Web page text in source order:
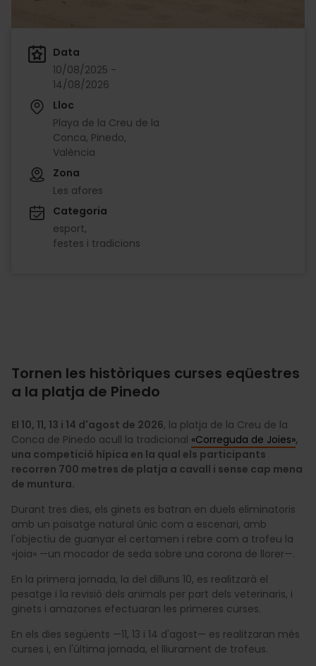
Data
10/08/2025 -
14/08/2026
Lloc
Playa de la Creu de la
Conca, Pinedo,
València
Zona
Les afores
Categoria
esport
festes i tradicions
Tornen les històriques curses eqüestres
a la platja de Pinedo
El 10, 11, 13 i 14 d'agost de 2026, la platja de la Creu de la
Conca de Pinedo acull la tradicional «Correguda de Joies»,
una competició hípica en la qual els participants
recorren 700 metres de platja a cavall i sense cap mena
de muntura.
Durant tres dies, els ginets es batran en duels eliminatoris
amb un paisatge natural únic com a escenari, amb
l'objectiu de guanyar el certamen i rebre com a trofeu la
«joia» —un mocador de seda sobre una corona de llorer—.
En la primera jornada, la del dilluns 10, es realitzarà el
pesatge i la revisió dels animals per part dels veterinaris, i
ginets i amazones efectuaran les primeres curses.
En els dies següents —11, 13 i 14 d'agost— es realitzaran més
curses i, en l'última jornada, el lliurament de trofeus.